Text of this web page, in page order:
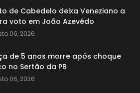
de Cabedelo deixa Veneziano a
voto em João Azevêdo
06, 2026
de 5 anos morre após choque
no Sertão da PB
06, 2026